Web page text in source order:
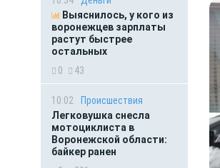
Выяснилось, у кого из
воронежцев зарплаты
растут быстрее
остальных
0
43
10:02
Происшествия
Легковушка снесла
мотоциклиста в
Воронежской области:
байкер ранен